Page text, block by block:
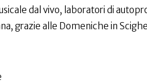
dal vivo, laboratori di
grazie alle Domeniche in